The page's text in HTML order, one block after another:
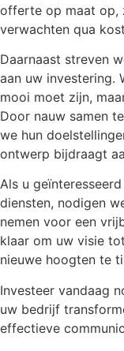
offerte op maat op,
verwachten qua
Daarnaast streven
aan uw investering.
mooi moet zijn,
Door nauw samen
we hun
ontwerp bijdraagt
Als u
diensten, nodigen
nemen voor een
klaar om uw visie
nieuwe hoogten te
Investeer vandaag
uw bedrijf
effectieve